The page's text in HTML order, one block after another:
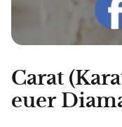
Carat
euer